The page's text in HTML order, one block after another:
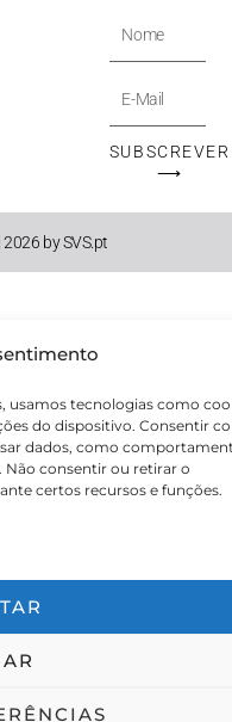
usamos tecnologias como
do dispositivo. Consentir
dados, como
Não consentir ou retirar o
certos recursos e funções.
Nome
E-
Mail
SUBSCREVER
⟶
by SVS.pt